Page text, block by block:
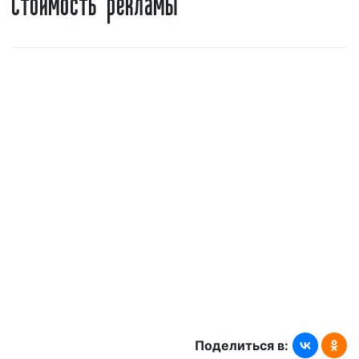
90.8 FM в Белореченске;
колоритом различных восточных регионов:
Поделиться в: